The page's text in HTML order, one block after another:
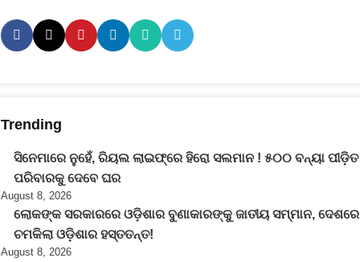
Trending
ସିନେମାରେ ନୁହେଁ, ରିୟଲ ଲାଇଫ୍‌ରେ ହିରୋ ସଲମାନ ! ୫୦୦ ବନ୍ୟା ପୀଡ଼ିତ
ପରିବାରକୁ ଦେବେ ଘର
August 8, 2026
ଲୋକଙ୍କ ସରକାରରେ ଓଡ଼ିଶାର ବୁଣାକାରଙ୍କୁ ଜାତୀୟ ସମ୍ମାନ, ଦେଶରେ
ଚମକିଲା ଓଡ଼ିଶାର ହସ୍ତତନ୍ତ!
August 8, 2026